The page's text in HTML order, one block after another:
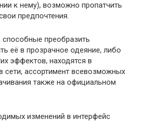
к нему), возможно пропатчить
предпочтения.
преобразить
её в прозрачное одеяние, либо
эффектов, находятся в
сети, ассортимент всевозможных
также на официальном
изменений в интерфейс